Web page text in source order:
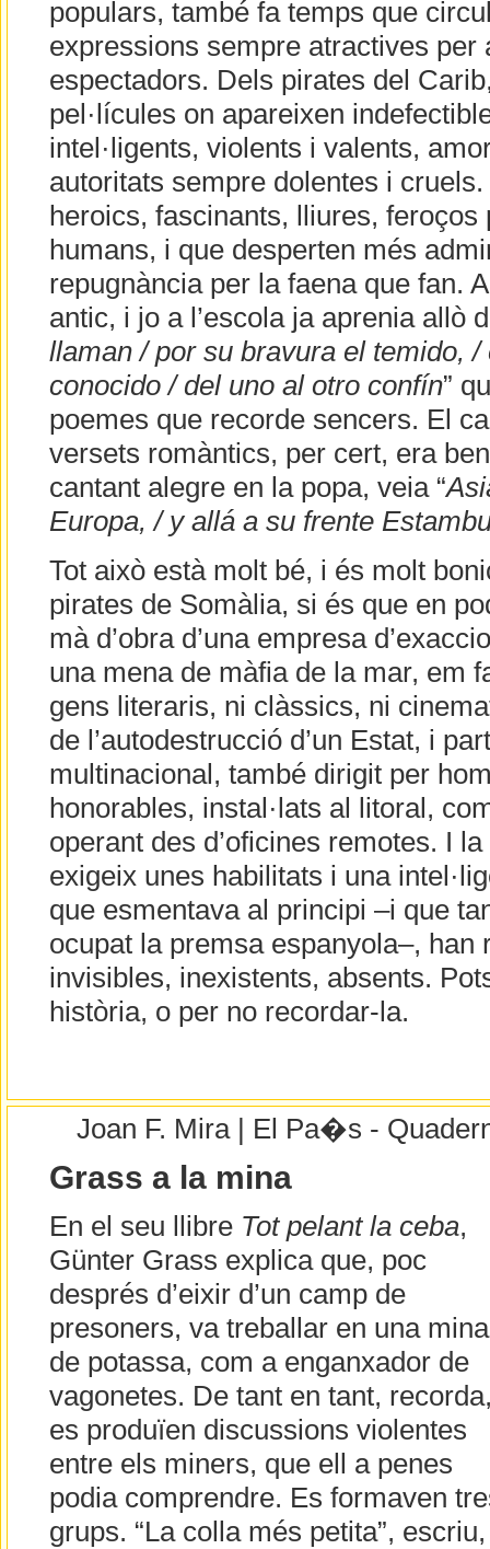
populars, també fa temps que
expressions sempre atractives per
espectadors. Dels pirates del
pel·lícules on apareixen
intel·ligents, violents i valents,
autoritats sempre dolentes i
heroics, fascinants, lliures, feroços
humans, i que desperten més
repugnància per la faena que fan.
antic, i jo a l’escola ja aprenia allò
llaman / por su bravura el temido, /
conocido / del uno al otro confín”
poemes que recorde sencers. El
versets romàntics, per cert, era
cantant alegre en la popa, veia “
Europa, / y allá a su frente
Tot això està molt bé, i és molt
pirates de Somàlia, si és que en
mà d’obra d’una empresa
una mena de màfia de la mar, em
gens literaris, ni clàssics, ni
de l’autodestrucció d’un Estat, i
multinacional, també dirigit per
honorables, instal·lats al litoral,
operant des d’oficines remotes. I
exigeix unes habilitats i una
que esmentava al principi –i que
ocupat la premsa espanyola–, han
invisibles, inexistents, absents.
història, o per no recordar-la.
Joan F. Mira | El Pa�s -
Grass a la mina
En el seu llibre Tot pelant la ceba,
Günter Grass explica que, poc
després d’eixir d’un camp de
presoners, va treballar en una mina
de potassa, com a enganxador de
vagonetes. De tant en tant,
es produïen discussions violentes
entre els miners, que ell a penes
podia comprendre. Es formaven
grups. “La colla més petita”, escriu,